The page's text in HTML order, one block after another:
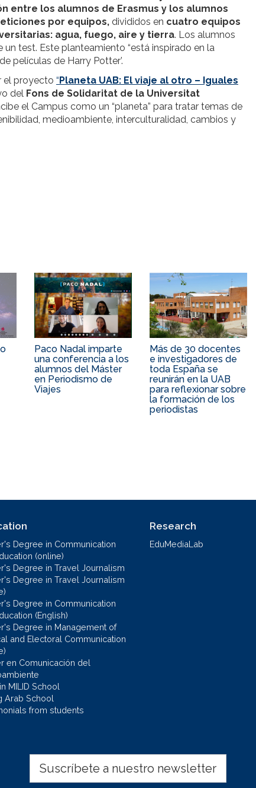
entre los alumnos de Erasmus y los alumnos
por equipos, divididos en cuatro equipos
agua, fuego, aire y tierra. Los alumnos
test. Este planteamiento “está inspirado en la
películas de Harry Potter’.
el proyecto “Planeta UAB: El viaje al otro – Iguales
del Fons de Solidaritat de la Universitat
el Campus como un “planeta” para tratar temas de
medioambiente, interculturalidad, cambios y
Paco Nadal imparte
una conferencia a los
alumnos del Máster
en Periodismo de
Viajes
Más de 30 docentes
e investigadores de
toda España se
reunirán en la UAB
para reflexionar sobre
la formación de los
periodistas
Degree in Communication
(online)
Degree in Travel Journalism
Degree in Travel Journalism
Degree in Communication
(English)
Degree in Management of
and Electoral Communication
en Comunicación del
MILID School
Arab School
from students
Research
EduMediaLab
Suscríbete a nuestro newsletter